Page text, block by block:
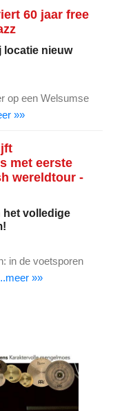
60 jaar free
locatie nieuw
op een Welsumse
»»
met eerste
wereldtour -
het volledige
in de voetsporen
»»